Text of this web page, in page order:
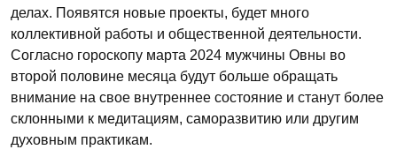
делах. Появятся новые проекты, будет много
коллективной работы и общественной деятельности.
Согласно гороскопу марта 2024 мужчины Овны во
второй половине месяца будут больше обращать
внимание на свое внутреннее состояние и станут более
склонными к медитациям, саморазвитию или другим
духовным практикам.